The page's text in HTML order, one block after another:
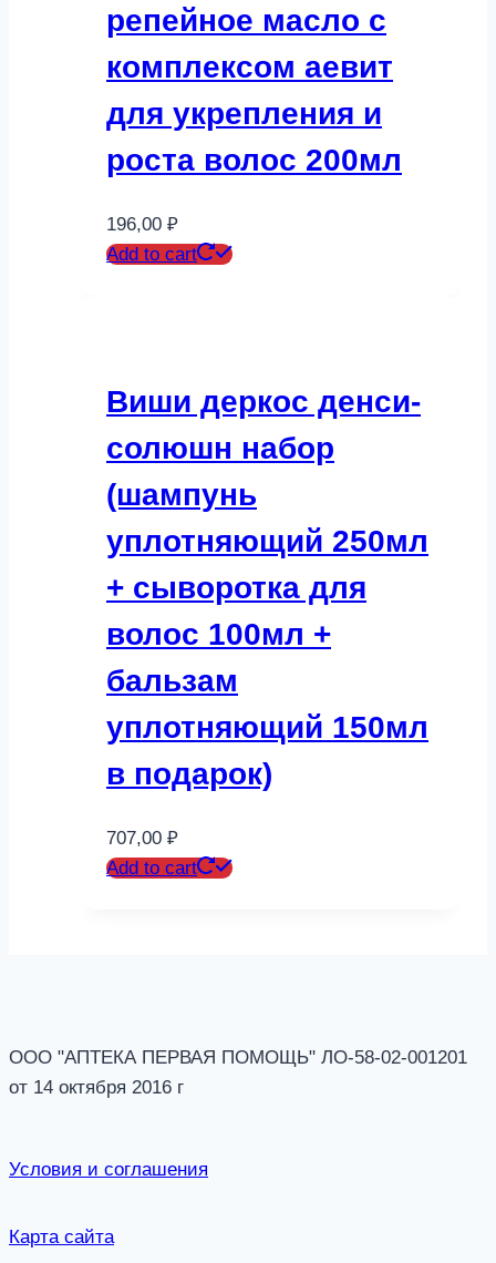
репейное масло с
комплексом аевит
для укрепления и
роста волос 200мл
196,00 ₽
Add to cart
Виши деркос денси-
солюшн набор
(шампунь
уплотняющий 250мл
+ сыворотка для
волос 100мл +
бальзам
уплотняющий 150мл
в подарок)
707,00 ₽
Add to cart
ООО "АПТЕКА ПЕРВАЯ ПОМОЩЬ" ЛО-58-02-001201
от 14 октября 2016 г
Условия и соглашения
Карта сайта